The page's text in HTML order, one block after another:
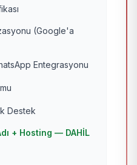
(Google'a
Entegrasyonu
Destek
+ Hosting — DAHİL